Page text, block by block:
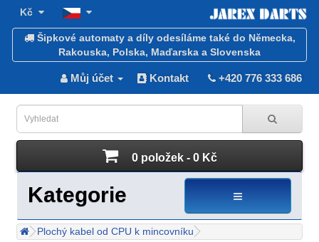
Kč
Šipkové automaty a díly odesíláme také do Německa,
Rakouska, Polska, Maďarska a Slovenska
Můj účet Kontakt +420 776 333 686
0 položek - 0 Kč
Kategorie
Plochý kabel od CPU k mincovníku